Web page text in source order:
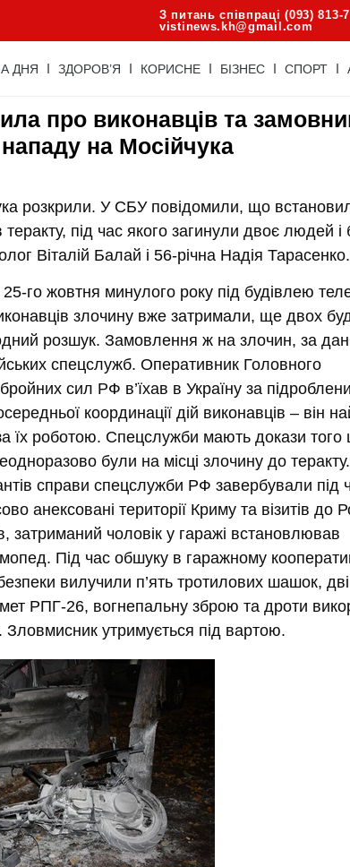
З питань співпраці (093) 813-
vistinews.kh@gmail.com
ДНЯ ЗДОРОВ’Я КОРИСНЕ БІЗНЕС СПОРТ
про виконавців та
нападу на Мосійчука
розкрили. У СБУ повідомили, що
теракту, під час якого загинули двоє людей і
Віталій Балай і 56-річна Надія Тарасенко.
го жовтня минулого року під будівлею
злочину вже затримали, ще двох
розшук. Замовлення ж на злочин, за
спецслужб. Оперативник Головного
сил РФ в’їхав в Україну за
координації дій виконавців – він
за їх роботою. Спецслужби мають докази того
були на місці злочину до теракту.
справи спецслужби РФ завербували під
анексовані території Криму та візитів до
затриманий чоловік у гаражі встановлював
Під час обшуку в гаражному
вилучили п’ять тротилових шашок, дві
РПГ-26, вогнепальну зброю та дроти
Зловмисник утримується під вартою.